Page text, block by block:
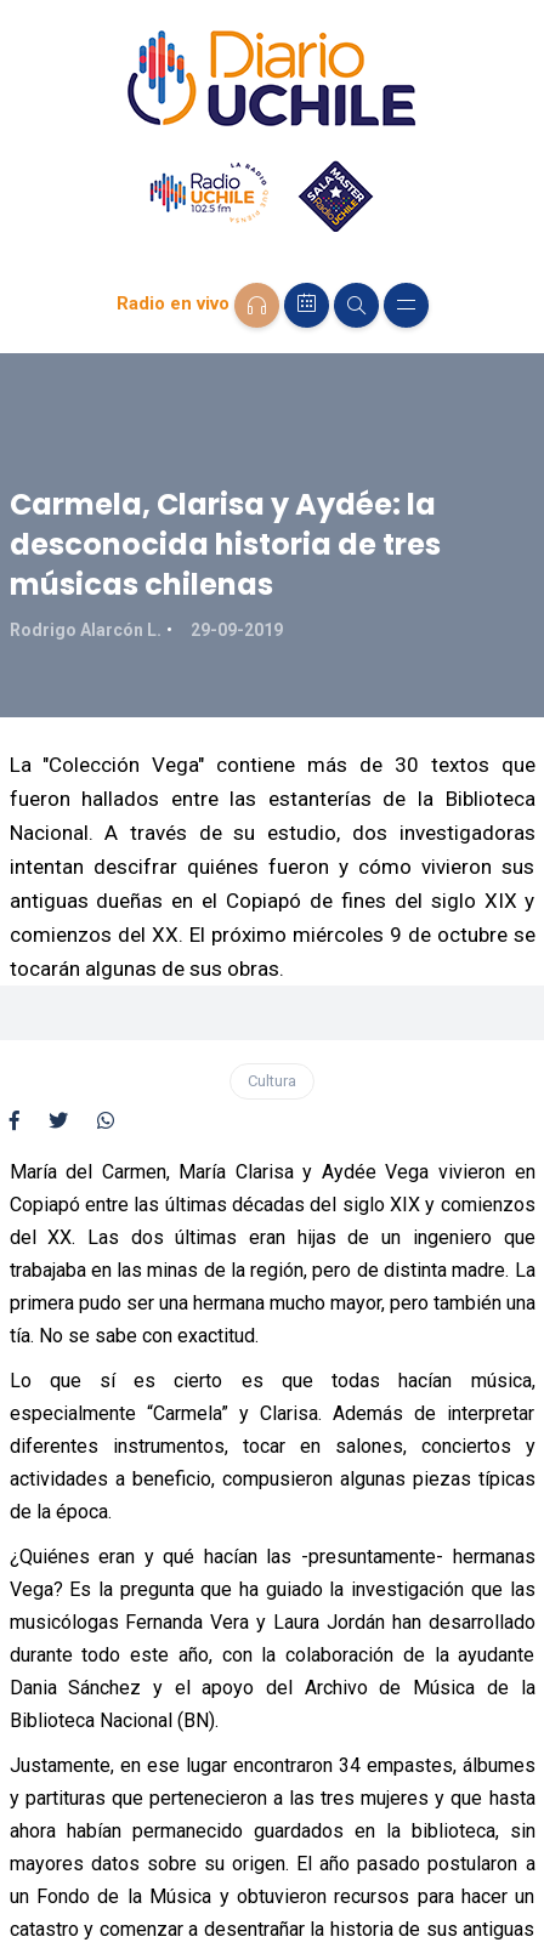
Radio en vivo
Carmela, Clarisa y Aydée: la
desconocida historia de tres
músicas chilenas
Rodrigo Alarcón L. 29-09-2019
La "Colección Vega" contiene más de 30 textos que
fueron hallados entre las estanterías de la Biblioteca
Nacional. A través de su estudio, dos investigadoras
intentan descifrar quiénes fueron y cómo vivieron sus
antiguas dueñas en el Copiapó de fines del siglo XIX y
comienzos del XX. El próximo miércoles 9 de octubre se
tocarán algunas de sus obras.
Cultura
María del Carmen, María Clarisa y Aydée Vega vivieron en
Copiapó entre las últimas décadas del siglo XIX y comienzos
del XX. Las dos últimas eran hijas de un ingeniero que
trabajaba en las minas de la región, pero de distinta madre. La
primera pudo ser una hermana mucho mayor, pero también una
tía. No se sabe con exactitud.
Lo que sí es cierto es que todas hacían música,
especialmente “Carmela” y Clarisa. Además de interpretar
diferentes instrumentos, tocar en salones, conciertos y
actividades a beneficio, compusieron algunas piezas típicas
de la época.
¿Quiénes eran y qué hacían las -presuntamente- hermanas
Vega? Es la pregunta que ha guiado la investigación que las
musicólogas Fernanda Vera y Laura Jordán han desarrollado
durante todo este año, con la colaboración de la ayudante
Dania Sánchez y el apoyo del Archivo de Música de la
Biblioteca Nacional (BN).
Justamente, en ese lugar encontraron 34 empastes, álbumes
y partituras que pertenecieron a las tres mujeres y que hasta
ahora habían permanecido guardados en la biblioteca, sin
mayores datos sobre su origen. El año pasado postularon a
un Fondo de la Música y obtuvieron recursos para hacer un
catastro y comenzar a desentrañar la historia de sus antiguas